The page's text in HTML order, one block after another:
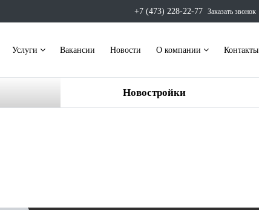
+7 (473) 228-22-77 Заказать звонок
Услуги Вакансии Новости О компании Контакты
Новостройки